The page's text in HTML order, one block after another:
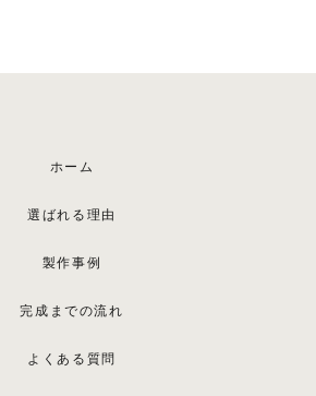
ホーム
選ばれる理由
製作事例
完成までの流れ
よくある質問